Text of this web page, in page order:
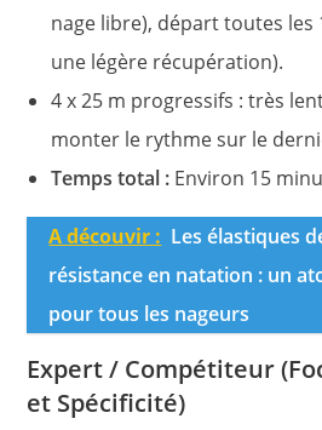
nage libre), départ toutes les
une légère récupération).
4 x 25 m progressifs : très
monter le rythme sur le
Temps total : Environ 15
A découvir : Les élastiques
résistance en natation : un
pour tous les nageurs
Expert / Compétiteur
et Spécificité)